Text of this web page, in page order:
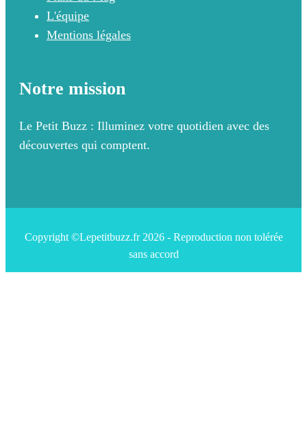
L'équipe
Mentions légales
Notre mission
Le Petit Buzz : Illuminez votre quotidien avec des
découvertes qui comptent.
Copyright ©Lepetitbuzz.fr 2026 - Reproduction non tolérée
sans accord